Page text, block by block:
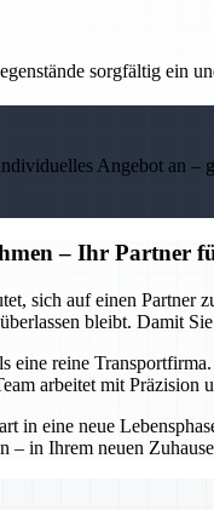
sorgfältig ein
Angebot an –
– Ihr Partner
sich auf einen
bleibt. Damit
eine reine
arbeitet mit
in eine neue
– in Ihrem neuen